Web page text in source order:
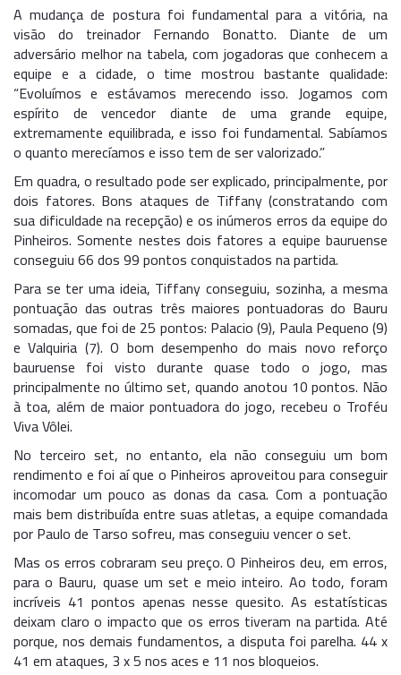
A mudança de postura foi fundamental para a vitória, na
visão do treinador Fernando Bonatto. Diante de um
adversário melhor na tabela, com jogadoras que conhecem a
equipe e a cidade, o time mostrou bastante qualidade:
“Evoluímos e estávamos merecendo isso. Jogamos com
espírito de vencedor diante de uma grande equipe,
extremamente equilibrada, e isso foi fundamental. Sabíamos
o quanto merecíamos e isso tem de ser valorizado.”
Em quadra, o resultado pode ser explicado, principalmente, por
dois fatores. Bons ataques de Tiffany (constratando com
sua dificuldade na recepção) e os inúmeros erros da equipe do
Pinheiros. Somente nestes dois fatores a equipe bauruense
conseguiu 66 dos 99 pontos conquistados na partida.
Para se ter uma ideia, Tiffany conseguiu, sozinha, a mesma
pontuação das outras três maiores pontuadoras do Bauru
somadas, que foi de 25 pontos: Palacio (9), Paula Pequeno (9)
e Valquiria (7). O bom desempenho do mais novo reforço
bauruense foi visto durante quase todo o jogo, mas
principalmente no último set, quando anotou 10 pontos. Não
à toa, além de maior pontuadora do jogo, recebeu o Troféu
Viva Vôlei.
No terceiro set, no entanto, ela não conseguiu um bom
rendimento e foi aí que o Pinheiros aproveitou para conseguir
incomodar um pouco as donas da casa. Com a pontuação
mais bem distribuída entre suas atletas, a equipe comandada
por Paulo de Tarso sofreu, mas conseguiu vencer o set.
Mas os erros cobraram seu preço. O Pinheiros deu, em erros,
para o Bauru, quase um set e meio inteiro. Ao todo, foram
incríveis 41 pontos apenas nesse quesito. As estatísticas
deixam claro o impacto que os erros tiveram na partida. Até
porque, nos demais fundamentos, a disputa foi parelha. 44 x
41 em ataques, 3 x 5 nos aces e 11 nos bloqueios.